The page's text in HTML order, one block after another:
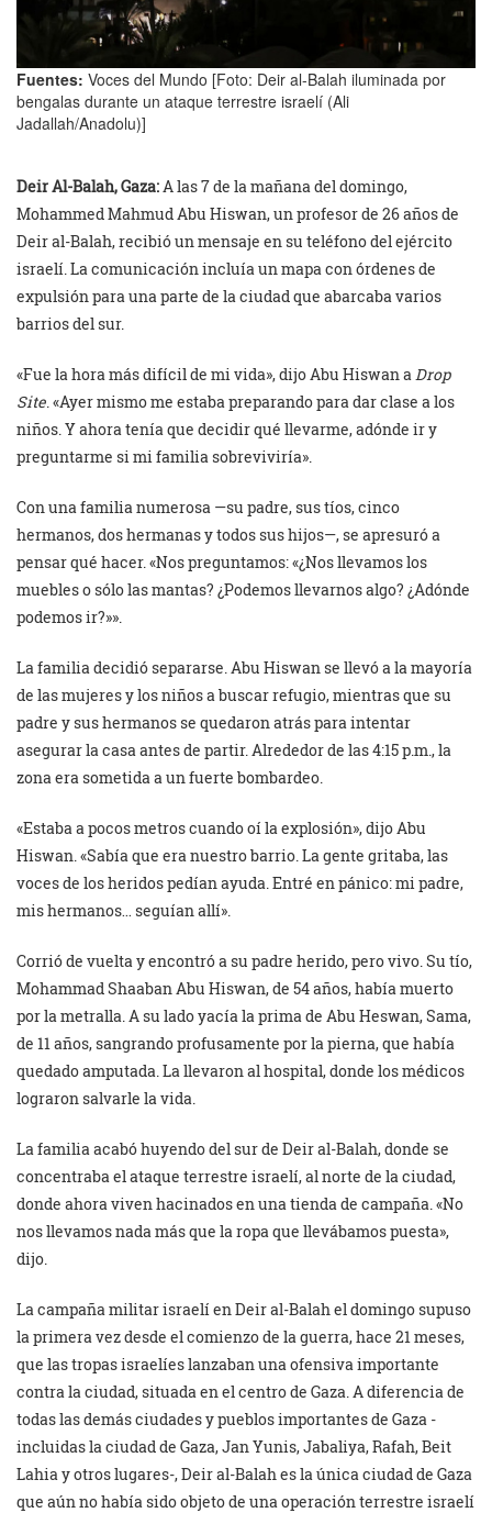
Fuentes: Voces del Mundo [Foto: Deir al-Balah iluminada por
bengalas durante un ataque terrestre israelí (Ali
Jadallah/Anadolu)]
Deir Al-Balah, Gaza:A las 7 de la mañana del domingo,
Mohammed Mahmud Abu Hiswan, un profesor de 26 años de
Deir al-Balah, recibió un mensaje en su teléfono del ejército
israelí. La comunicación incluía un mapa con órdenes de
expulsión para una parte de la ciudad que abarcaba varios
barrios del sur.
«Fue la hora más difícil de mi vida», dijo Abu Hiswan aDrop
Site. «Ayer mismo me estaba preparando para dar clase a los
niños. Y ahora tenía que decidir qué llevarme, adónde ir y
preguntarme si mi familia sobreviviría».
Con una familia numerosa —su padre, sus tíos, cinco
hermanos, dos hermanas y todos sus hijos—, se apresuró a
pensar qué hacer. «Nos preguntamos: «¿Nos llevamos los
muebles o sólo las mantas? ¿Podemos llevarnos algo? ¿Adónde
podemos ir?»».
La familia decidió separarse. Abu Hiswan se llevó a la mayoría
de las mujeres y los niños a buscar refugio, mientras que su
padre y sus hermanos se quedaron atrás para intentar
asegurar la casa antes de partir. Alrededor de las 4:15 p.m., la
zona era sometida a un fuerte bombardeo.
«Estaba a pocos metros cuando oí la explosión», dijo Abu
Hiswan. «Sabía que era nuestro barrio. La gente gritaba, las
voces de los heridos pedían ayuda. Entré en pánico: mi padre,
mis hermanos… seguían allí».
Corrió de vuelta y encontró a su padre herido, pero vivo. Su tío,
Mohammad Shaaban Abu Hiswan, de 54 años, había muerto
por la metralla. A su lado yacía la prima de Abu Heswan, Sama,
de 11 años, sangrando profusamente por la pierna, que había
quedado amputada. La llevaron al hospital, donde los médicos
lograron salvarle la vida.
La familia acabó huyendo del sur de Deir al-Balah, donde se
concentraba el ataque terrestre israelí, al norte de la ciudad,
donde ahora viven hacinados en una tienda de campaña. «No
nos llevamos nada más que la ropa que llevábamos puesta»,
dijo.
La campaña militar israelí en Deir al-Balah el domingo supuso
la primera vez desde el comienzo de la guerra, hace 21 meses,
que las tropas israelíes lanzaban una ofensiva importante
contra la ciudad, situada en el centro de Gaza. A diferencia de
todas las demás ciudades y pueblos importantes de Gaza -
incluidas la ciudad de Gaza, Jan Yunis, Jabaliya, Rafah, Beit
Lahia y otros lugares-, Deir al-Balah es la única ciudad de Gaza
que aún no había sido objeto de una operación terrestre israelí